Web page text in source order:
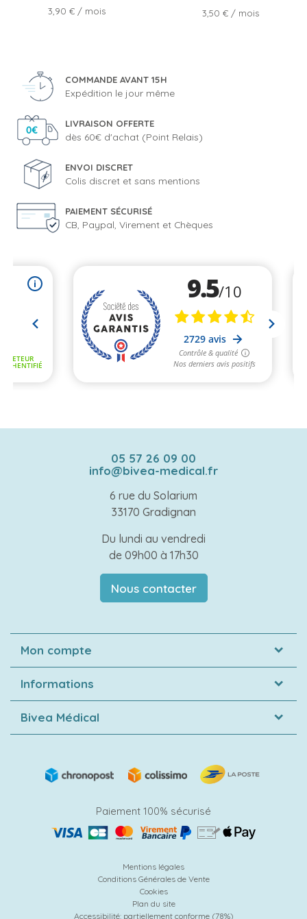
Prix
3,90 € / mois Prix
3,50 €/ mois
COMMANDE AVANT 15H
Expédition le jour même
LIVRAISON OFFERTE
dès 60€ d'achat (Point Relais)
ENVOI DISCRET
Colis discret et sans mentions
PAIEMENT SÉCURISÉ
CB, Paypal, Virement et Chèques
05 57 26 09 00
info@bivea-medical.fr
6 rue du Solarium
33170 Gradignan
Du lundi au vendredi
de 09h00 à 17h30
Nous contacter
Mon compte
Informations
Bivea Médical
Paiement 100% sécurisé
Mentions légales
Conditions Générales de Vente
Cookies
Plan du site
Accessibilité: partiellement conforme (78%)